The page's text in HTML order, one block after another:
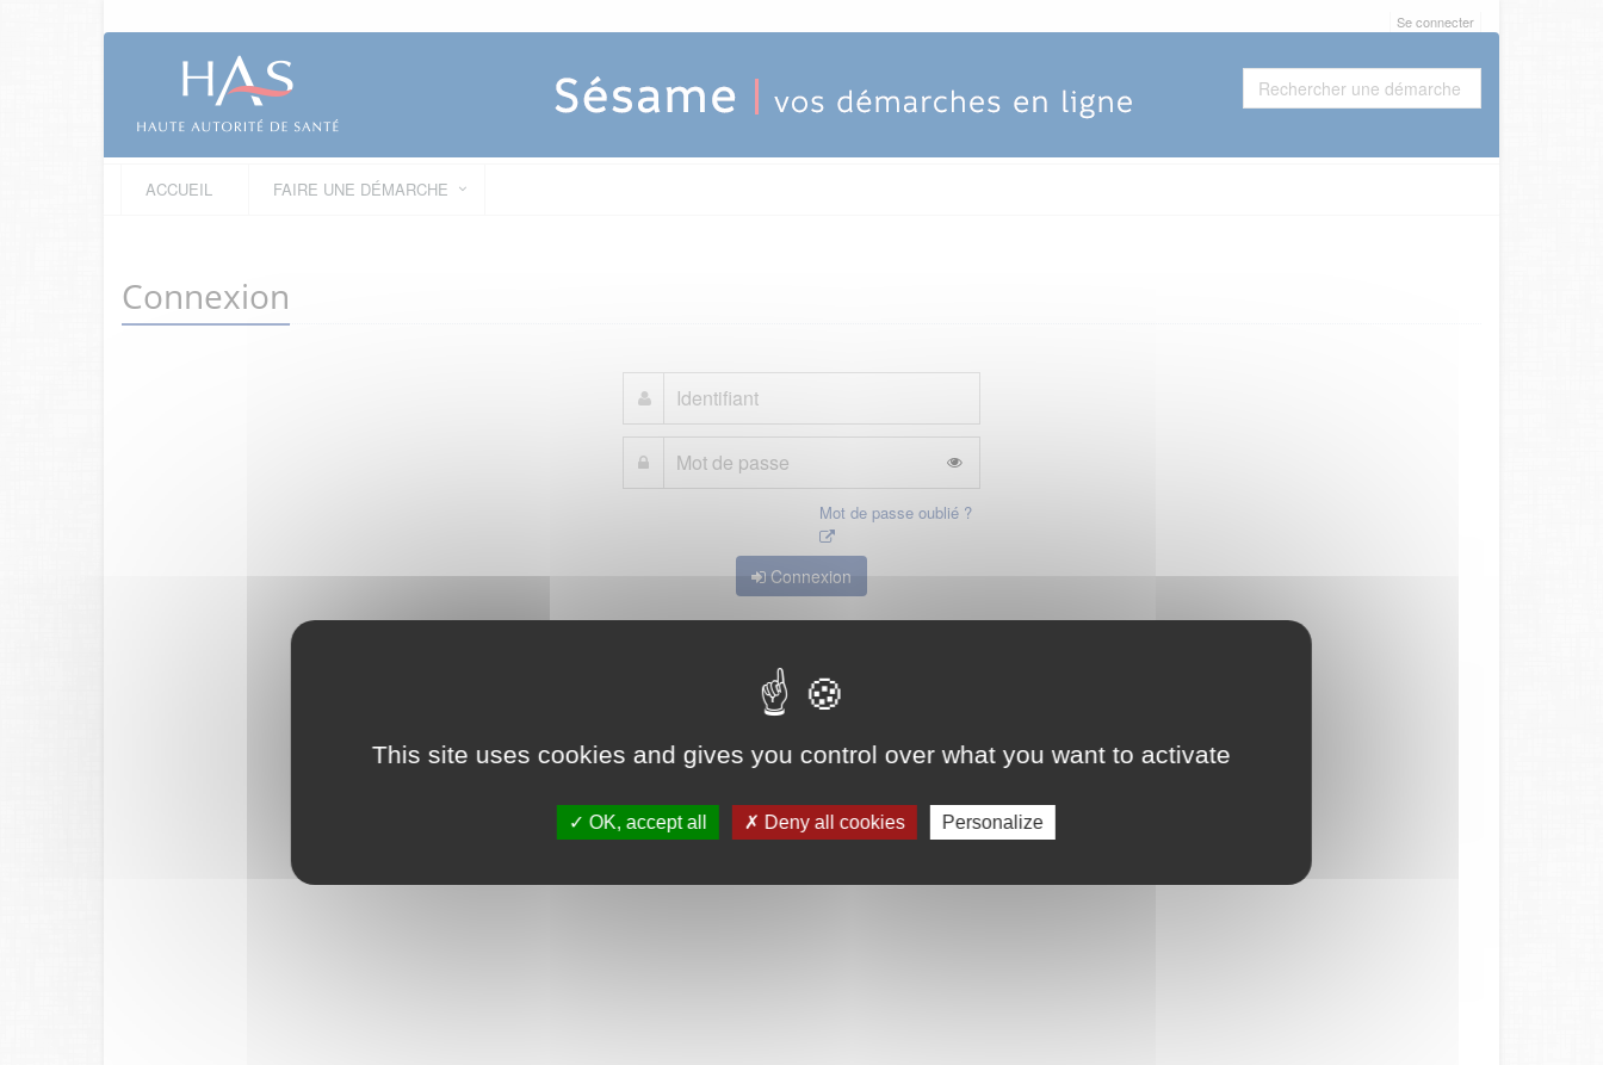
This site uses cookies and gives you control over what you want to activate
OK, accept all Deny all cookies Personalize
Se connecter
ACCUEIL FAIRE UNE DÉMARCHE
Connexion
Mot de passe oublié ?
Connexion